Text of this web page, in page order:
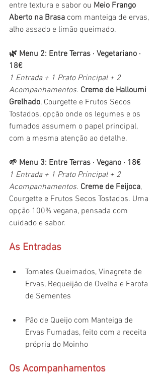
entre textura e sabor ou Meio Frango
Aberto na Brasa com manteiga de ervas,
alho assado e limão queimado.
🌿 Menu 2: Entre Terras · Vegetariano ·
18€
1 Entrada + 1 Prato Principal + 2
Acompanhamentos. Creme de Halloumi
Grelhado, Courgette e Frutos Secos
Tostados, opção onde os legumes e os
fumados assumem o papel principal,
com a mesma atenção ao detalhe.
🌱 Menu 3: Entre Terras · Vegano · 18€
1 Entrada + 1 Prato Principal + 2
Acompanhamentos. Creme de Feijoca,
Courgette e Frutos Secos Tostados. Uma
opção 100% vegana, pensada com
cuidado e sabor.
As Entradas
Tomates Queimados, Vinagrete de
Ervas, Requeijão de Ovelha e Farofa
de Sementes
Pão de Queijo com Manteiga de
Ervas Fumadas, feito com a receita
própria do Moinho
Os Acompanhamentos